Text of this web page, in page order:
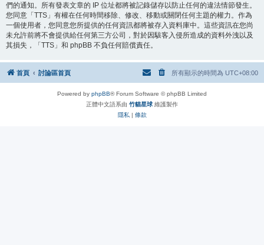
們的通知。所有發表文章的 IP 位址都將被記錄儲存以防止任何的違法情節發生。
您同意「TTS」有權在任何時間移除、修改、移動或關閉任何主題的權力。作為
一個使用者，您同意您所提供的任何資訊都將被存入資料庫中。這些資訊在您尚
未允許前將不會提供給任何第三方公司，對於因駭客入侵所造成的資料外洩以及
其損失，「TTS」和 phpBB 不負任何賠償責任。
首頁 討論區首頁 所有顯示的時間為 UTC+08:00
Powered by phpBB® Forum Software © phpBB Limited
正體中文語系由 竹貓星球 維護製作
隱私 | 條款